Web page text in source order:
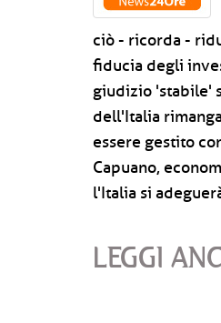
ciò - ricorda -
fiducia degli
giudizio 'stabile'
dell'Italia
essere gestito
Capuano,
l'Italia si
LEGGI